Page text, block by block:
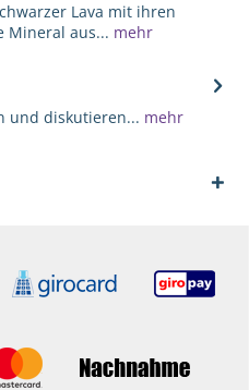
Lava mit ihren
Mineral aus... mehr
und diskutieren... mehr